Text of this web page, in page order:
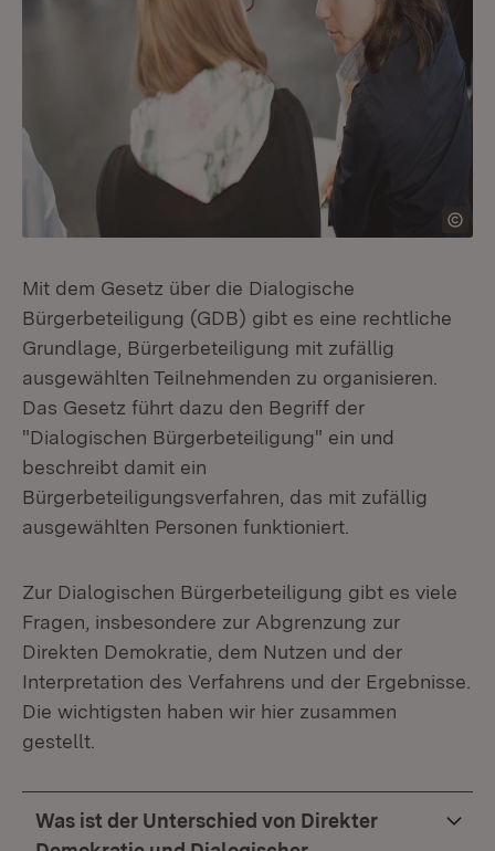
Mit dem Gesetz über die Dialogische
Bürgerbeteiligung (GDB) gibt es eine rechtliche
Grundlage, Bürgerbeteiligung mit zufällig
ausgewählten Teilnehmenden zu organisieren.
Das Gesetz führt dazu den Begriff der
"Dialogischen Bürgerbeteiligung" ein und
beschreibt damit ein
Bürgerbeteiligungsverfahren, das mit zufällig
ausgewählten Personen funktioniert.
Zur Dialogischen Bürgerbeteiligung gibt es viele
Fragen, insbesondere zur Abgrenzung zur
Direkten Demokratie, dem Nutzen und der
Interpretation des Verfahrens und der Ergebnisse.
Die wichtigsten haben wir hier zusammen
gestellt.
Was ist der Unterschied von Direkter